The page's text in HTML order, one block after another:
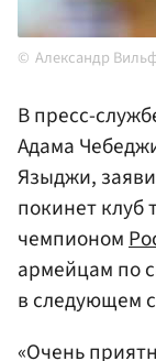
Александр
В пресс-
Адама
Языджи,
покинет клуб
чемпионом
армейцам по
в следующем
«Очень